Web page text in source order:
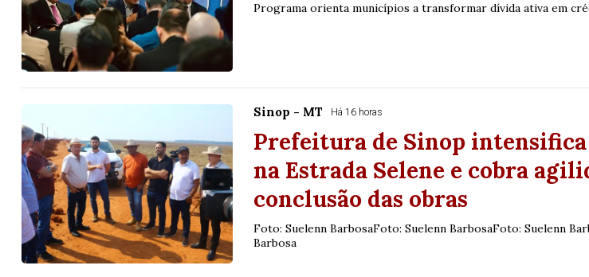
Programa orienta municípios a transformar dívida ativa em
Sinop - MT Há 16 horas
Prefeitura de Sinop
na Estrada Selene e cobra
conclusão das obras
Foto: Suelenn BarbosaFoto: Suelenn BarbosaFoto: Suelenn
Barbosa